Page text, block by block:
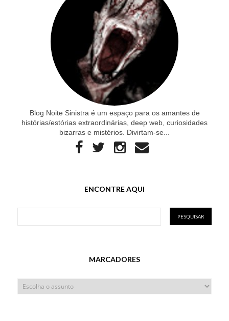
Blog Noite Sinistra é um espaço para os amantes de
histórias/estórias extraordinárias, deep web, curiosidades
bizarras e mistérios. Divirtam-se...
ENCONTRE AQUI
MARCADORES